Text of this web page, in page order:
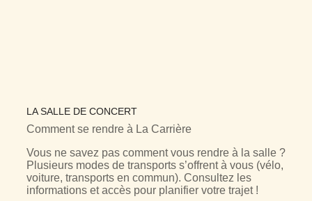
LA SALLE DE CONCERT
Comment se rendre à La Carrière
Vous ne savez pas comment vous rendre à la salle ?
Plusieurs modes de transports s’offrent à vous (vélo,
voiture, transports en commun). Consultez les
informations et accès pour planifier votre trajet !